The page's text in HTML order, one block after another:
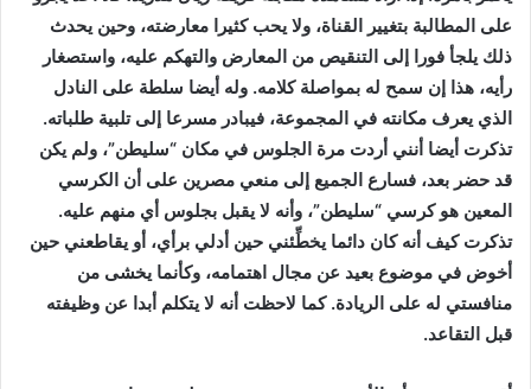
على المطالبة بتغيير القناة، ولا يحب كثيرا معارضته، وحين يحدث
ذلك يلجأ فورا إلى التنقيص من المعارض والتهكم عليه، واستصغار
رأيه، هذا إن سمح له بمواصلة كلامه. وله أيضا سلطة على النادل
الذي يعرف مكانته في المجموعة، فيبادر مسرعا إلى تلبية طلباته.
تذكرت أيضا أنني أردت مرة الجلوس في مكان “سليطن”، ولم يكن
قد حضر بعد، فسارع الجميع إلى منعي مصرين على أن الكرسي
المعين هو كرسي “سليطن”، وأنه لا يقبل بجلوس أي منهم عليه.
تذكرت كيف أنه كان دائما يخطِّئني حين أدلي برأي، أو يقاطعني حين
أخوض في موضوع بعيد عن مجال اهتمامه، وكأنما يخشى من
منافستي له على الريادة. كما لاحظت أنه لا يتكلم أبدا عن وظيفته
قبل التقاعد.